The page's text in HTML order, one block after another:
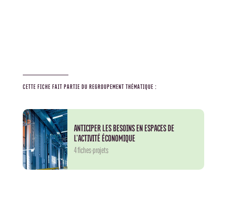
CETTE FICHE FAIT PARTIE DU REGROUPEMENT THÉMATIQUE :
ANTICIPER LES BESOINS EN ESPACES DE
L'ACTIVITÉ ÉCONOMIQUE
4 fiches-projets